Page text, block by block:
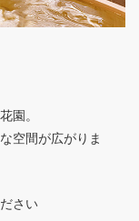
園。
空間が広がりま
さい